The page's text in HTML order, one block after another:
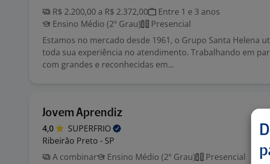
R$ 2.200,00 a R$ 2.372,00
Entre 1 e 3 anos
Ensino Médio (2º Grau)
Presencial
Estamos no mercado desde 1961, o Grupo Santa Helena
toda sua experiência no atendimento. Trabalhando em
com grandes e reconhecidas em...
Jovem Aprendiz
4,0
SUPERFRIO
Ribeirão Preto - SP
A combinar
Ensino Médio (2º Grau)
Presencial